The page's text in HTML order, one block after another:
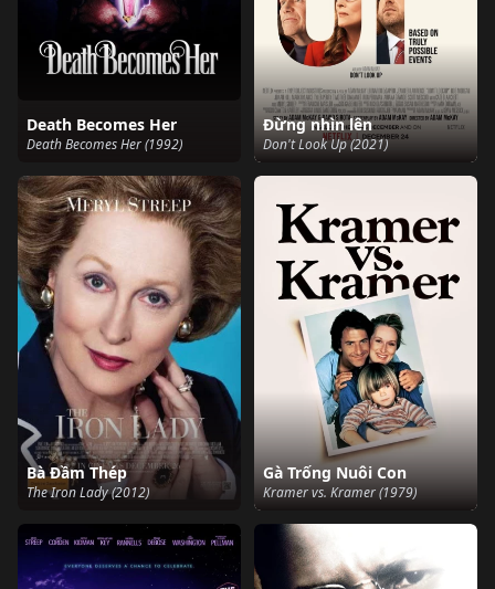
Death Becomes Her
Death Becomes Her (1992)
Đừng nhìn lên
Don't Look Up (2021)
Bà Đầm Thép
The Iron Lady (2012)
Gà Trống Nuôi Con
Kramer vs. Kramer (1979)